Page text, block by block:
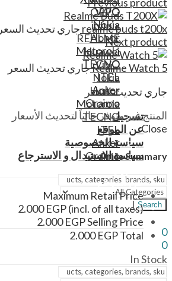
ViVO
Nokia
Honor
Motorola
TECNO
ITEL
Anker
Oraimo
تسجيل
عن الموقع
سياسة الخصوصية
سياسة الاستبدال و الاسترجاع
Search
OPPO
infinix
REALME
Huawei
ViVO
Nokia
Honor
Motorola
TECNO
ITEL
Anker
Oraimo
عن الموقع
سياسة الخصوصية
سياسة الاستبدال و الاسترجاع
0
0
Menu
realme buds t200x جاري تحديث السعر
Next product
Realme Watch 5جاري تحديث السعر
جاري تحديث السعر
المنتج غير متوفر حالياً لتحديث الأسعار
Close
Price Summary
Maximum Retail Price
(incl. of all taxes)
2.000EGP
Selling Price
2.000EGP
Total
2.000EGP
In Stock